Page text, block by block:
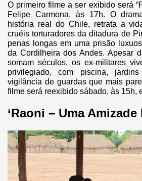
O primeiro filme a ser exibido será
Felipe Carmona, às 17h. O
história real do Chile, retrata a
cruéis torturadores da ditadura de
penas longas em uma prisão
da Cordilheira dos Andes. Apesar
somam séculos, os ex-militares
privilegiado, com piscina,
vigilância de guardas que mais
filme será reexibido sábado, às 15h,
‘Raoni – Uma Amizade